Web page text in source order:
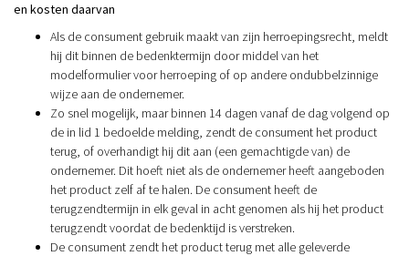
en kosten daarvan
Als de consument gebruik maakt van zijn herroepingsrecht, meldt
hij dit binnen de bedenktermijn door middel van het
modelformulier voor herroeping of op andere ondubbelzinnige
wijze aan de ondernemer.
Zo snel mogelijk, maar binnen 14 dagen vanaf de dag volgend op
de in lid 1 bedoelde melding, zendt de consument het product
terug, of overhandigt hij dit aan (een gemachtigde van) de
ondernemer. Dit hoeft niet als de ondernemer heeft aangeboden
het product zelf af te halen. De consument heeft de
terugzendtermijn in elk geval in acht genomen als hij het product
terugzendt voordat de bedenktijd is verstreken.
De consument zendt het product terug met alle geleverde